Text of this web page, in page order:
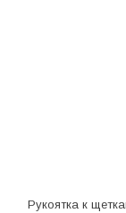
Рукоятка к